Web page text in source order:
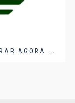
AGORA →